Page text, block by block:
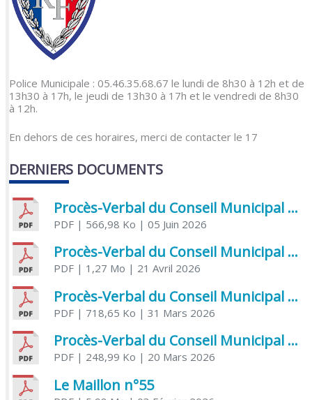
Police Municipale : 05.46.35.68.67 le lundi de 8h30 à 12h et de
13h30 à 17h, le jeudi de 13h30 à 17h et le vendredi de 8h30
à 12h.
En dehors de ces horaires, merci de contacter le 17
DERNIERS DOCUMENTS
Procès-Verbal du Conseil Municipal du 5 juin 2026
PDF| 566,98 Ko | 05 Juin 2026
Procès-Verbal du Conseil Municipal du 21 avril 2026
PDF| 1,27 Mo | 21 Avril 2026
Procès-Verbal du Conseil Municipal du 31 mars 2026
PDF| 718,65 Ko | 31 Mars 2026
Procès-Verbal du Conseil Municipal du 20 mars 2026
PDF| 248,99 Ko | 20 Mars 2026
Le Maillon n°55